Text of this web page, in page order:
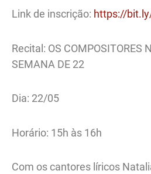
Link de inscrição: https://
Recital: OS COMPOSITORES
SEMANA DE 22
Dia: 22/05
Horário: 15h às 16h
Com os cantores líricos